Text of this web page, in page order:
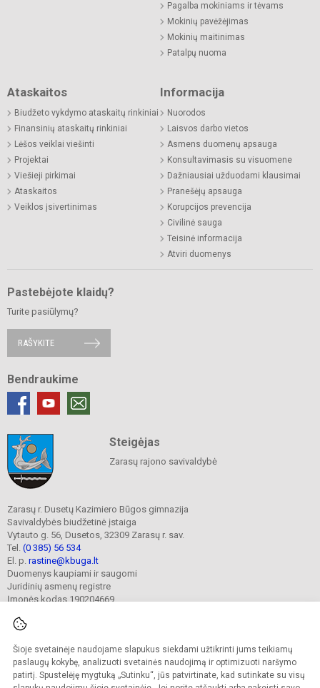
Šioje svetainėje naudojame slapukus siekdami užtikrinti jums teikiamų
paslaugų kokybę, analizuoti svetainės naudojimą ir optimizuoti naršymo
patirtį. Spustelėję mygtuką „Sutinku“, jūs patvirtinate, kad sutinkate su visų
Pagalba mokiniams ir tėvams
Mokinių pavėžėjimas
Mokinių maitinimas
Patalpų nuoma
Ataskaitos
Biudžeto vykdymo ataskaitų rinkiniai
Finansinių ataskaitų rinkiniai
Lėšos veiklai viešinti
Projektai
Viešieji pirkimai
Ataskaitos
Veiklos įsivertinimas
Informacija
Nuorodos
Laisvos darbo vietos
Asmens duomenų apsauga
Konsultavimasis su visuomene
Dažniausiai užduodami klausimai
Pranešėjų apsauga
Korupcijos prevencija
Civilinė sauga
Teisinė informacija
Atviri duomenys
Pastebėjote klaidų?
Turite pasiūlymų?
RAŠYKITE
Bendraukime
Steigėjas
Zarasų rajono savivaldybė
Zarasų r. Dusetų Kazimiero Būgos gimnazija
Savivaldybės biudžetinė įstaiga
Vytauto g. 56, Dusetos, 32309 Zarasų r. sav.
Tel. (0 385) 56 534
El. p. rastine@kbuga.lt
Duomenys kaupiami ir saugomi
Juridinių asmenų registre
Įmonės kodas 190204669
© 2023. Zarasų r. Dusetų Kazimiero Būgos gimnazija. Visos teisės saugomos.
Kopijuoti turinį be raštiško gimnazijos sutikimo griežtai draudžiama.
Prieinamumo paraiška Slapukų valdymas